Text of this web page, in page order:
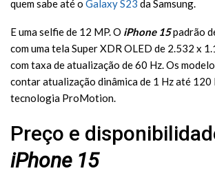
quem sabe até o Galaxy S23 da Samsung.
E uma selfie de 12 MP. O iPhone 15padrão
com uma tela Super XDR OLED de 2.532 x
com taxa de atualização de 60 Hz. Os
contar atualização dinâmica de 1 Hz até 120
tecnologia ProMotion.
Preço e
iPhone 15